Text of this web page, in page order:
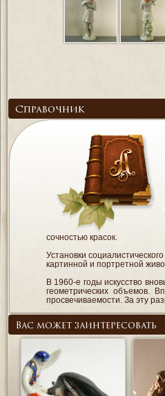
Справочник
сочностью красок.
Установки
картинной и портретной
В 1960-е годы искусство
геометрических объемов.
просвечиваемости. За эту
Вас может заинтересовать